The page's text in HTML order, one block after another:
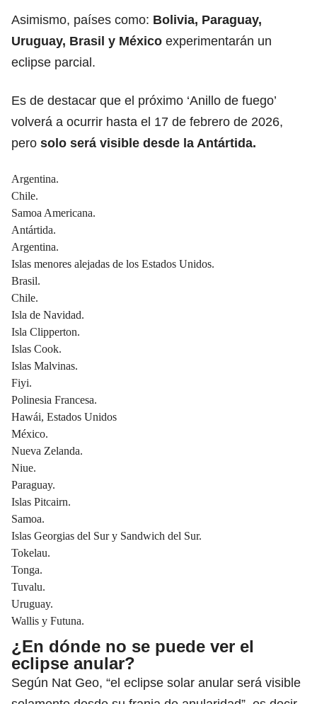
Asimismo, países como: Bolivia, Paraguay,
Uruguay, Brasil y México experimentarán un
eclipse parcial.
Es de destacar que el próximo ‘Anillo de fuego’
volverá a ocurrir hasta el 17 de febrero de 2026,
pero solo será visible desde la Antártida.
Argentina.
Chile.
Samoa Americana.
Antártida.
Argentina.
Islas menores alejadas de los Estados Unidos.
Brasil.
Chile.
Isla de Navidad.
Isla Clipperton.
Islas Cook.
Islas Malvinas.
Fiyi.
Polinesia Francesa.
Hawái, Estados Unidos
México.
Nueva Zelanda.
Niue.
Paraguay.
Islas Pitcairn.
Samoa.
Islas Georgias del Sur y Sandwich del Sur.
Tokelau.
Tonga.
Tuvalu.
Uruguay.
Wallis y Futuna.
¿En dónde no se puede ver el
eclipse anular?
Según Nat Geo, “el eclipse solar anular será visible